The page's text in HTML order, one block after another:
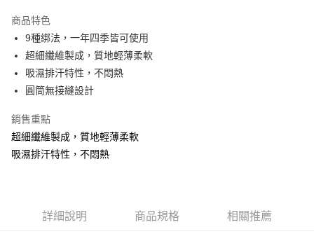
街口支付
悠遊付
AFTEE先享後付
【關於「AFTEE先享後付」】
AFTEE先享後付是「在收到商品之後才付款」的支付方式。 讓您購物簡單
便利好安心！
１．簡單：不需註冊會員、不需綁卡、不需儲值。
１．於結帳方式選擇「AFTEE先享後付」後，將跳轉至「AFTEE先享後付」
ATM付款
商品特色
9種綁法，一年四季皆可使用
超細纖維製成，質地輕薄柔軟
吸濕排汗特性，不悶熱
圓筒無接縫設計
銷售重點
超細纖維製成，質地輕薄柔軟
吸濕排汗特性，不悶熱
詳細說明 商品規格 相關推薦